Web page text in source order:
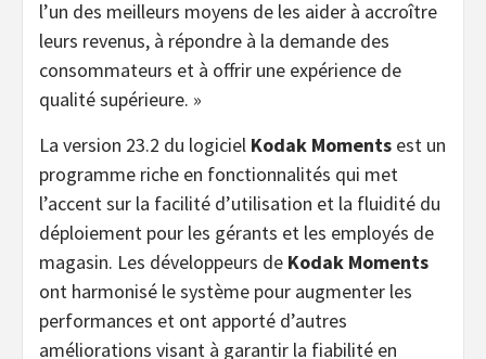
l’un des meilleurs moyens de les aider à accroître
leurs revenus, à répondre à la demande des
consommateurs et à offrir une expérience de
qualité supérieure. »
La version 23.2 du logiciel Kodak Moments est un
programme riche en fonctionnalités qui met
l’accent sur la facilité d’utilisation et la fluidité du
déploiement pour les gérants et les employés de
magasin. Les développeurs de Kodak Moments
ont harmonisé le système pour augmenter les
performances et ont apporté d’autres
améliorations visant à garantir la fiabilité en